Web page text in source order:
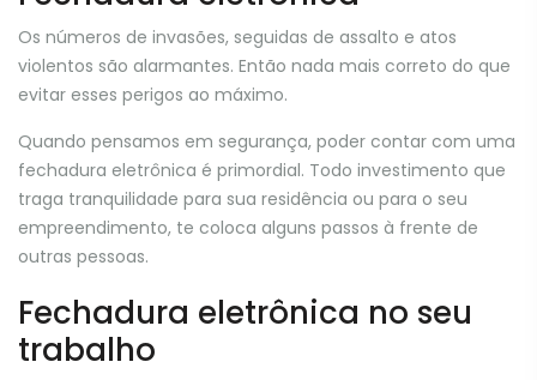
Os números de invasões, seguidas de assalto e atos
violentos são alarmantes. Então nada mais correto do que
evitar esses perigos ao máximo.
Quando pensamos em segurança, poder contar com uma
fechadura eletrônica é primordial. Todo investimento que
traga tranquilidade para sua residência ou para o seu
empreendimento, te coloca alguns passos à frente de
outras pessoas.
Fechadura eletrônica no seu
trabalho